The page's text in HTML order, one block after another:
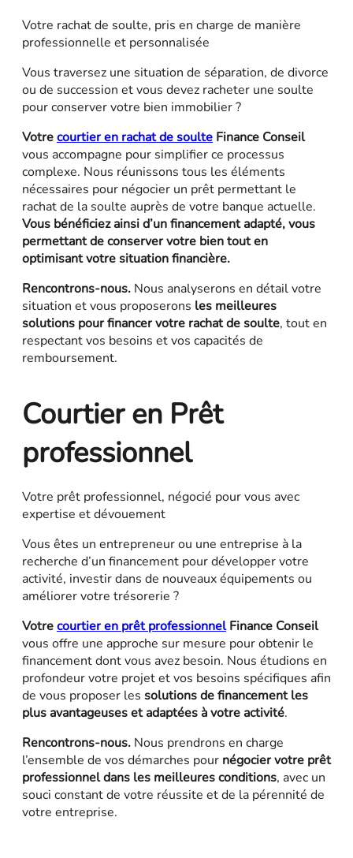
Votre rachat de soulte, pris en charge de manière
professionnelle et personnalisée
Vous traversez une situation de séparation, de divorce
ou de succession et vous devez racheter une soulte
pour conserver votre bien immobilier ?
Votrecourtier en rachat de soulte Finance Conseil
vous accompagne pour simplifier ce processus
complexe. Nous réunissons tous les éléments
nécessaires pour négocier un prêt permettant le
rachat de la soulte auprès de votre banque actuelle.
Vous bénéficiez ainsi d’un financement adapté, vous
permettant de conserver votre bien tout en
optimisant votre situation financière.
Rencontrons-nous. Nous analyserons en détail votre
situation et vous proposerons les meilleures
solutions pour financer votre rachat de soulte, tout en
respectant vos besoins et vos capacités de
remboursement.
Courtier en Prêt
professionnel
Votre prêt professionnel, négocié pour vous avec
expertise et dévouement
Vous êtes un entrepreneur ou une entreprise à la
recherche d’un financement pour développer votre
activité, investir dans de nouveaux équipements ou
améliorer votre trésorerie ?
Votrecourtier en prêt professionnelFinance Conseil
vous offre une approche sur mesure pour obtenir le
financement dont vous avez besoin. Nous étudions en
profondeur votre projet et vos besoins spécifiques afin
de vous proposer les solutions de financement les
plus avantageuses et adaptées à votre activité.
Rencontrons-nous. Nous prendrons en charge
l’ensemble de vos démarches pour négocier votre prêt
professionnel dans les meilleures conditions, avec un
souci constant de votre réussite et de la pérennité de
votre entreprise.